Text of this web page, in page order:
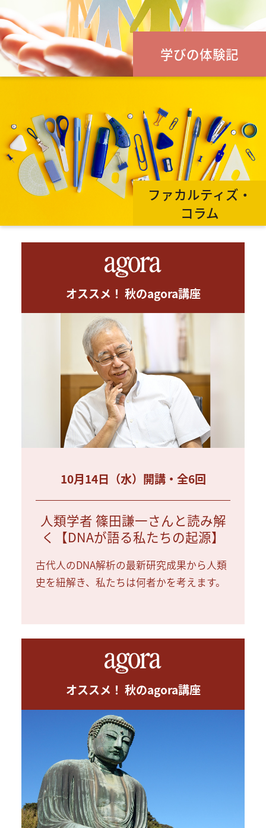
学びの体験記
ファカルティズ・
コラム
オススメ！ 秋のagora講座
10月14日（水）開講・全6回
人類学者 篠田謙一さんと読み解
く【DNAが語る私たちの起源】
古代人のDNA解析の最新研究成果から人類
史を紐解き、私たちは何者かを考えます。
オススメ！ 秋のagora講座